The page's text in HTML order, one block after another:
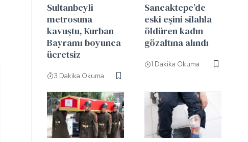
Sultanbeyli
metrosuna
kavuştu, Kurban
Bayramı boyunca
ücretsiz
3 Dakika Okuma
Sancaktepe’de
eski eşini silahla
öldüren kadın
gözaltına alındı
1 Dakika Okuma